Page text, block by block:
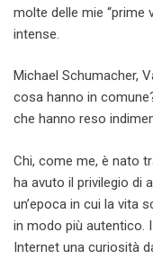
molte delle mie “prime
intense.
Michael Schumacher,
cosa hanno in
che hanno reso
Chi, come me, è nato
ha avuto il privilegio di
un’epoca in cui la vita
in modo più autentico.
Internet una curiosità